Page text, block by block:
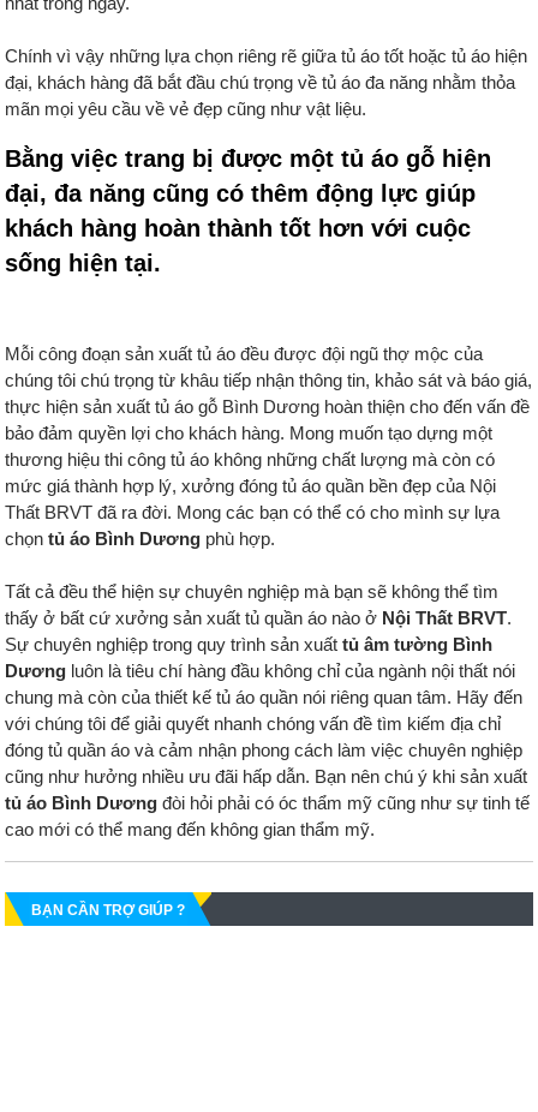
Chính vì vậy những lựa chọn riêng rẽ giữa tủ áo tốt hoặc tủ áo hiện
đại, khách hàng đã bắt đầu chú trọng về tủ áo đa năng nhằm thỏa
mãn mọi yêu cầu về vẻ đẹp cũng như vật liệu.
Bằng việc trang bị được một tủ áo gỗ hiện
đại, đa năng cũng có thêm động lực giúp
khách hàng hoàn thành tốt hơn với cuộc
sống hiện tại.
Mỗi công đoạn sản xuất tủ áo đều được đội ngũ thợ mộc của
chúng tôi chú trọng từ khâu tiếp nhận thông tin, khảo sát và báo giá,
thực hiện sản xuất tủ áo gỗ Bình Dương hoàn thiện cho đến vấn đề
bảo đảm quyền lợi cho khách hàng. Mong muốn tạo dựng một
thương hiệu thi công tủ áo không những chất lượng mà còn có
mức giá thành hợp lý, xưởng đóng tủ áo quần bền đẹp của Nội
Thất BRVT đã ra đời. Mong các bạn có thể có cho mình sự lựa
chọntủ áo Bình Dương phù hợp.
Tất cả đều thể hiện sự chuyên nghiệp mà bạn sẽ không thể tìm
thấy ở bất cứ xưởng sản xuất tủ quần áo nào ở Nội Thất BRVT.
Sự chuyên nghiệp trong quy trình sản xuấttủ âm tường Bình
Dương luôn là tiêu chí hàng đầu không chỉ của ngành nội thất nói
chung mà còn của thiết kế tủ áo quần nói riêng quan tâm. Hãy đến
với chúng tôi để giải quyết nhanh chóng vấn đề tìm kiếm địa chỉ
đóng tủ quần áo và cảm nhận phong cách làm việc chuyên nghiệp
cũng như hưởng nhiều ưu đãi hấp dẫn. Bạn nên chú ý khi sản xuất
tủ áo Bình Dương đòi hỏi phải có óc thẩm mỹ cũng như sự tinh tế
cao mới có thể mang đến không gian thẩm mỹ.
BẠN CẦN TRỢ GIÚP ?